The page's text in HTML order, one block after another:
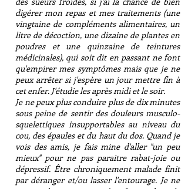
digérer mon repas et mes traitements (une
vingtaine de compléments alimentaires, un
litre de décoction, une dizaine de plantes en
poudres et une quinzaine de teintures
médicinales), qui soit dit en passant ne font
qu'empirer mes symptômes mais que je ne
peux arrêter si j'espère un jour mettre fin à
cet enfer. J'étudie les après midi et le soir.
Je ne peux plus conduire plus de dix minutes
sous peine de sentir des douleurs musculo-
squelettiques insupportables au niveau du
cou, des épaules et du haut du dos. Quand je
vois des amis, je fais mine d'aller "un peu
mieux" pour ne pas paraitre rabat-joie ou
dépressif. Être chroniquement malade finit
par déranger et/ou lasser l'entourage. Je ne